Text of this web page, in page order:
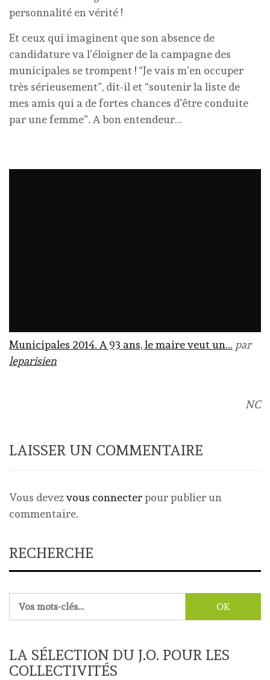
personnalité en vérité !
Et ceux qui imaginent que son absence de
candidature va l’éloigner de la campagne des
municipales se trompent ! “Je vais m’en occuper
très sérieusement”, dit-il et “soutenir la liste de
mes amis qui a de fortes chances d’être conduite
par une femme”. A bon entendeur…
Municipales 2014. A 93 ans, le maire veut un… par
leparisien
NC
LAISSER UN COMMENTAIRE
Vous devezvous connecterpour publier un
commentaire.
RECHERCHE
LA SÉLECTION DU J.O. POUR LES
COLLECTIVITÉS